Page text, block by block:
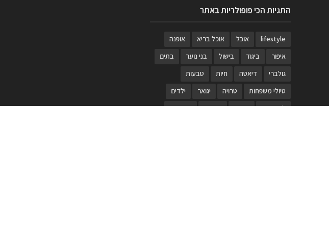
התגיות הכי פופולריות באתר
lifestyle אוכל אוכל בריא
אופנה
איפור
ביגוד בישול בני נוער
בתים
גולברי
דיאטה חיות
טבעות
טיולי משפחות
טרויה יגואר
ילדים
לנד רובר
מוזאון מוזיקה
מטבחים